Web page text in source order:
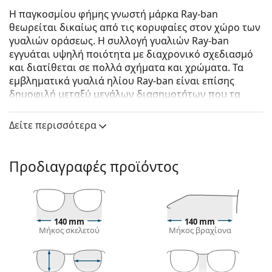
Η παγκοσμίου φήμης γνωστή μάρκα Ray-ban
θεωρείται δικαίως από τις κορυφαίες στον χώρο των
γυαλιών οράσεως. Η συλλογή γυαλιών Ray-ban
εγγυάται υψηλή ποιότητα με διαχρονικό σχεδιασμό
και διατίθεται σε πολλά σχήματα και χρώματα. Τα
εμβληματικά γυαλιά ηλίου Ray-ban είναι επίσης
δημοφιλή μεταξύ μεγάλων διασημοτήτων που τα
Ray-Ban Aviator Large Metal RB3025 001 62
Δείτε πώς φαίνονται πάνω σας αυτά τα γυαλιά ηλίου
με τη λειτουργία του Εικονικού καθρέφτη του
Lentiamo.
Σκελετός γυαλιών ηλίου
Το χρυσό χρώμα του σκελετού ταιριάζει απόλυτα
καστανά μαλλιά.
πιλοτικά σχέδια γυαλιών ηλίου
είναι η ιδανική
Δείτε περισσότερα
Προδιαγραφές προϊόντος
140 mm
Μήκος σκελετού
140 mm
Μήκος βραχίονα